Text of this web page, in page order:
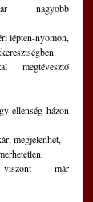
nagyobb
lépten-nyomon,
megtévesztő
ellenség házon
megjelenhet,
viszont már